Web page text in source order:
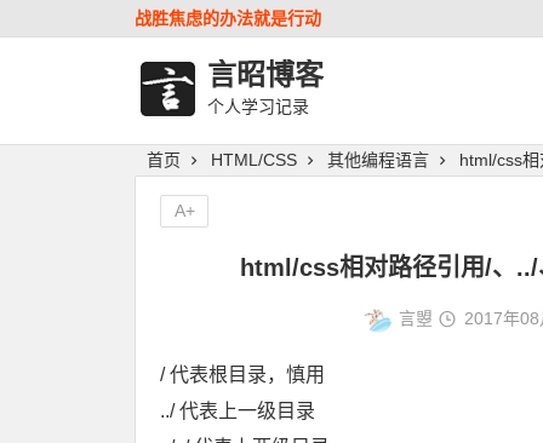
战胜焦虑的办法就是行动
言昭博客
个人学习记录
首页 HTML/CSS 其他编程语言 html/css
html/css相对路径引用/、
言曌 2017年08
/ 代表根目录，慎用
../ 代表上一级目录
A+